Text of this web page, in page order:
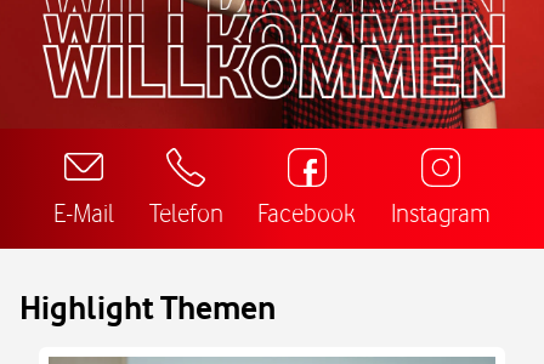
E-Mail Telefon Facebook Instagram
Highlight Themen